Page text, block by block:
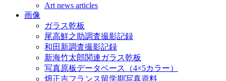
Art news articles
画像
ガラス乾板
尾高鮮之助調査撮影記録
和田新調査撮影記録
新海竹太郎関連ガラス乾板
写真原板データベース（4×5カラー）
畑正吉フランス留学期写真資料